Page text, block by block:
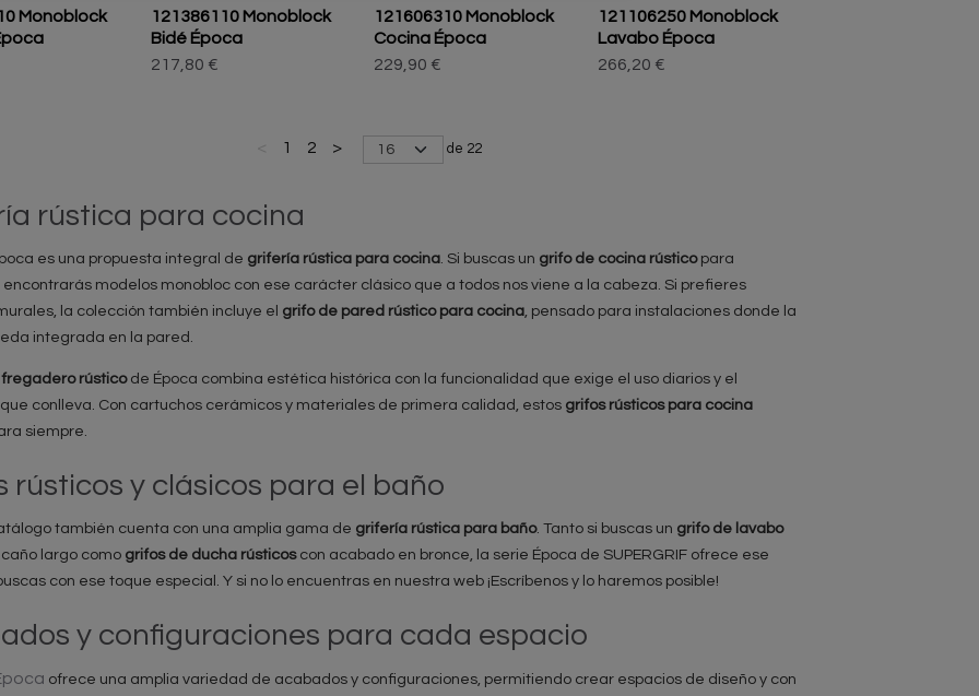
Monoblock
121386110 Monoblock
Bidé Época
217,80 €
121606310 Monoblock
Cocina Época
229,90 €
121106250 Monoblock
Lavabo Época
266,20 €
1 2 > de 22
rústica para cocina
es una propuesta integral de grifería rústica para cocina. Si buscas un grifo de cocina rústicopara
modelos monobloc con ese carácter clásico que a todos nos viene a la cabeza. Si prefieres
la colección también incluye el grifo de pared rústico para cocina, pensado para instalaciones donde la
integrada en la pared.
rústicode Época combina estética histórica con la funcionalidad que exige el uso diarios y el
conlleva. Con cartuchos cerámicos y materiales de primera calidad, estos grifos rústicos para cocina
siempre.
rústicos y clásicos para el baño
también cuenta con una amplia gama de grifería rústica para baño. Tanto si buscas un grifo de lavabo
largo como grifos de ducha rústicoscon acabado en bronce, la serie Época de SUPERGRIF ofrece ese
con ese toque especial. Y si no lo encuentras en nuestra web ¡Escríbenos y lo haremos posible!
y configuraciones para cada espacio
ofrece una amplia variedad de acabados y configuraciones, permitiendo crear espacios de diseño y con